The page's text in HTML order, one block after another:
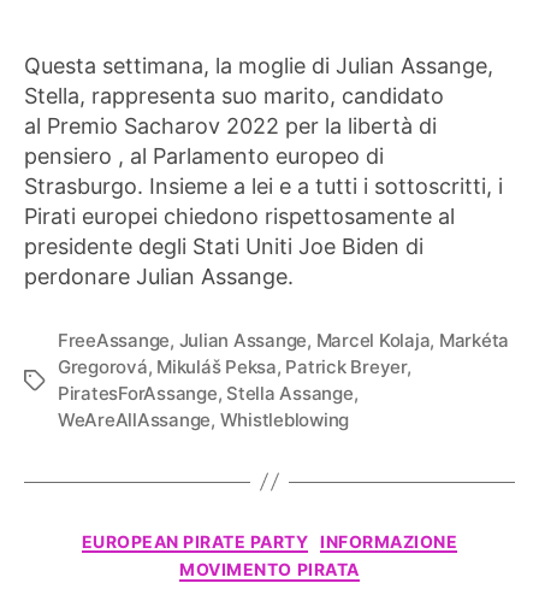
Questa settimana, la moglie di Julian Assange,
Stella, rappresenta suo marito, candidato
al Premio Sacharov 2022 per la libertà di
pensiero , al Parlamento europeo di
Strasburgo. Insieme a lei e a tutti i sottoscritti, i
Pirati europei chiedono rispettosamente al
presidente degli Stati Uniti Joe Biden di
perdonare Julian Assange.
Tag
FreeAssange, Julian Assange, Marcel Kolaja, Markéta
Gregorová, Mikuláš Peksa, Patrick Breyer,
PiratesForAssange, Stella Assange,
WeAreAllAssange, Whistleblowing
Categorie
EUROPEAN PIRATE PARTY
INFORMAZIONE
MOVIMENTO PIRATA